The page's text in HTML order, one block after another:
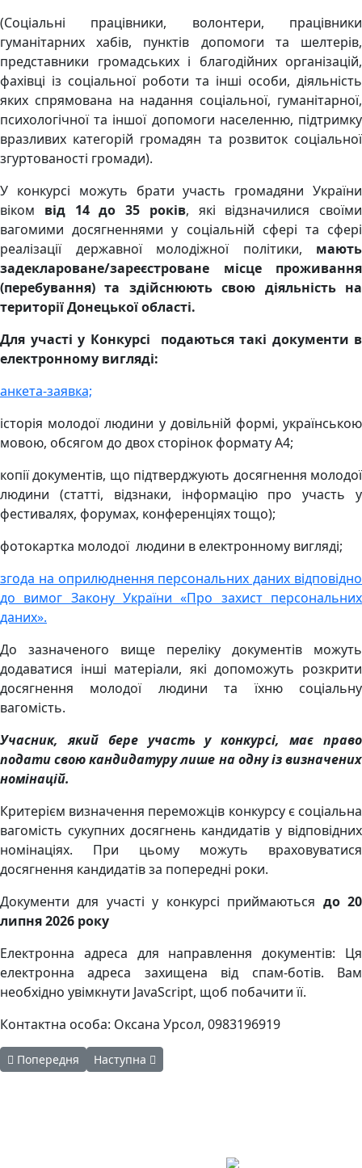
(Соціальні працівники, волонтери, працівники
гуманітарних хабів, пунктів допомоги та шелтерів,
представники громадських і благодійних організацій,
фахівці із соціальної роботи та інші особи, діяльність
яких спрямована на надання соціальної, гуманітарної,
психологічної та іншої допомоги населенню, підтримку
вразливих категорій громадян та розвиток соціальної
згуртованості громади).
У конкурсі можуть брати участь громадяни України
віком від 14 до 35 років, які відзначилися своїми
вагомими досягненнями у соціальній сфері та сфері
реалізації державної молодіжної політики, мають
задеклароване/зареєстроване місце проживання
(перебування) та здійснюють свою діяльність на
території Донецької області.
Для участі у Конкурсі подаються такі документи в
електронному вигляді:
анкета-заявка;
історія молодої людини у довільній формі, українською
мовою, обсягом до двох сторінок формату А4;
копії документів, що підтверджують досягнення молодої
людини (статті, відзнаки, інформацію про участь у
фестивалях, форумах, конференціях тощо);
фотокартка молодої людини в електронному вигляді;
згода на оприлюднення персональних даних відповідно
до вимог Закону України «Про захист персональних
даних».
До зазначеного вище переліку документів можуть
додаватися інші матеріали, які допоможуть розкрити
досягнення молодої людини та їхню соціальну
вагомість.
Учасник, який бере участь у конкурсі, має право
подати свою кандидатуру лише на одну із визначених
номінацій.
Критерієм визначення переможців конкурсу є соціальна
вагомість сукупних досягнень кандидатів у відповідних
номінаціях. При цьому можуть враховуватися
досягнення кандидатів за попередні роки.
Документи для участі у конкурсі приймаються до 20
липня 2026 року
Електронна адреса для направлення документів: Ця
електронна адреса захищена від спам-ботів. Вам
необхідно увімкнути JavaScript, щоб побачити її.
Контактна особа: Оксана Урсол, 0983196919
Попередня стаття: Інструкція користувача програми
Попередня Наступна стаття: ДІЗНАЙТЕСЯ, ЩО ОЗНАЧАЄ
Наступна